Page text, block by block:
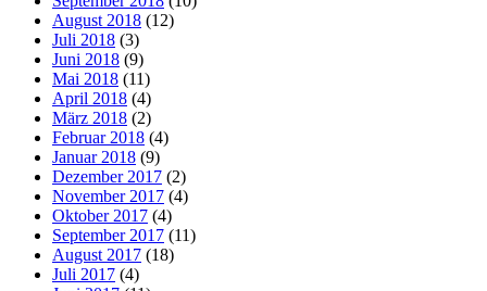
August 2018 (12)
Juli 2018 (3)
Juni 2018 (9)
Mai 2018 (11)
April 2018 (4)
März 2018 (2)
Februar 2018 (4)
Januar 2018 (9)
Dezember 2017 (2)
November 2017 (4)
Oktober 2017 (4)
September 2017 (11)
August 2017 (18)
Juli 2017 (4)